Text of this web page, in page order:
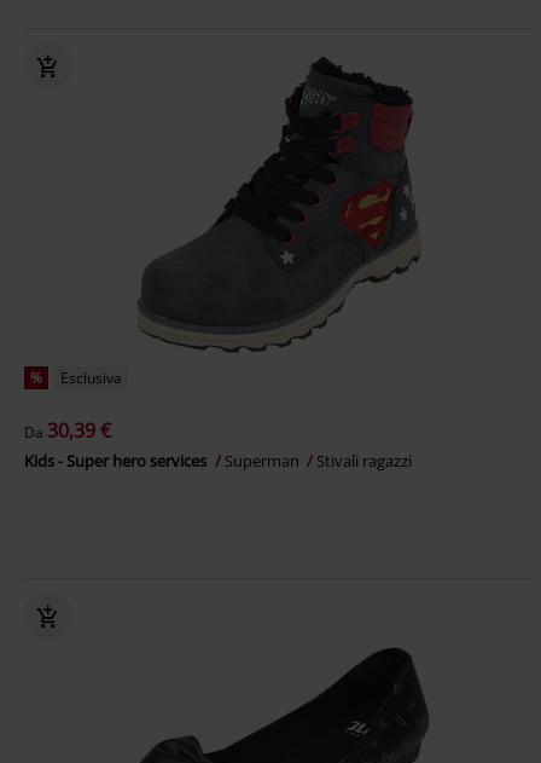
% Esclusiva
Da 30,39 €
Kids - Super hero services Superman Stivali ragazzi